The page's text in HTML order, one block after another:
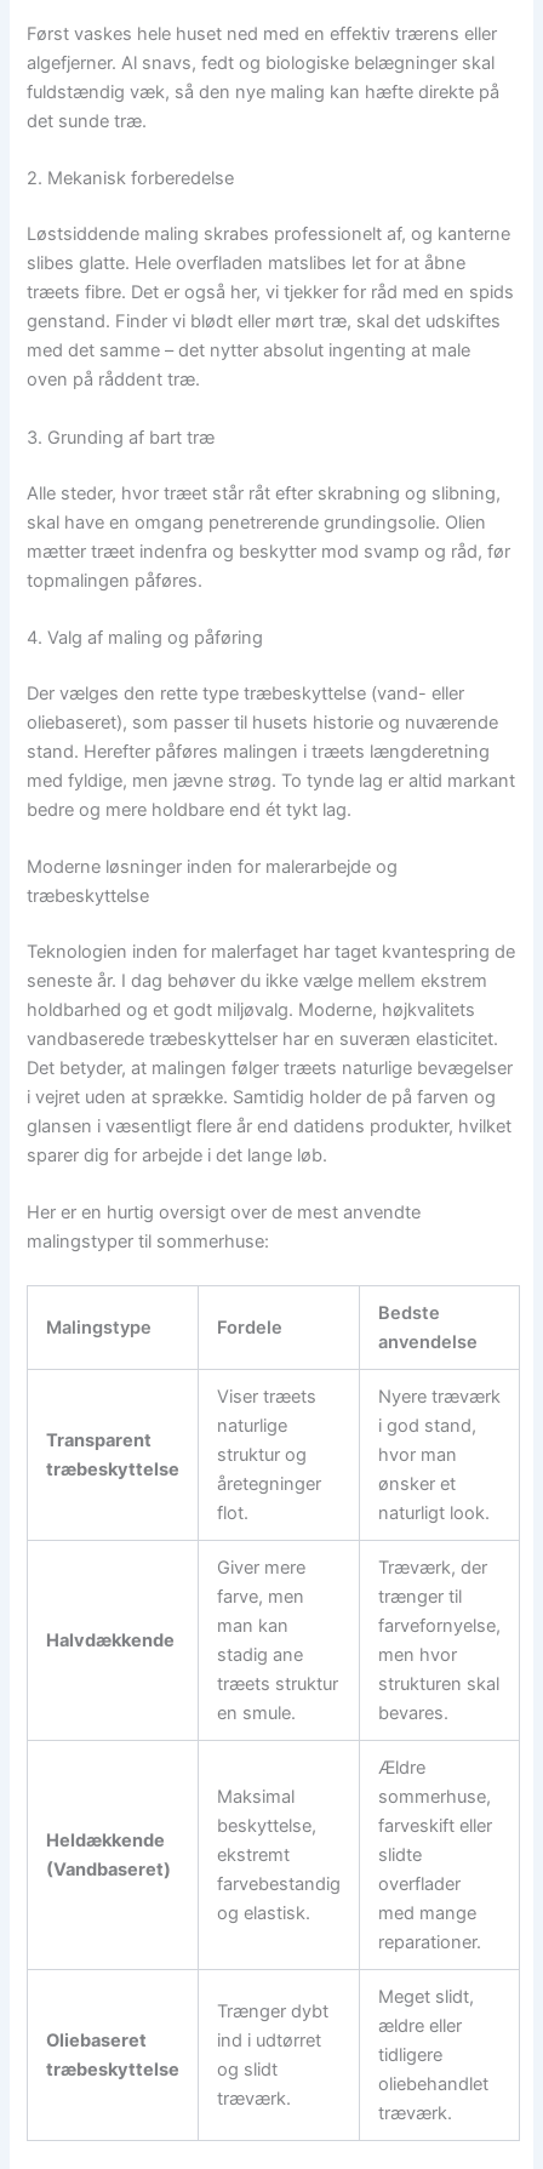
Først vaskes hele huset ned med en effektiv trærens eller
algefjerner. Al snavs, fedt og biologiske belægninger skal
fuldstændig væk, så den nye maling kan hæfte direkte på
det sunde træ.
2. Mekanisk forberedelse
Løstsiddende maling skrabes professionelt af, og kanterne
slibes glatte. Hele overfladen matslibes let for at åbne
træets fibre. Det er også her, vi tjekker for råd med en spids
genstand. Finder vi blødt eller mørt træ, skal det udskiftes
med det samme – det nytter absolut ingenting at male
oven på råddent træ.
3. Grunding af bart træ
Alle steder, hvor træet står råt efter skrabning og slibning,
skal have en omgang penetrerende grundingsolie. Olien
mætter træet indenfra og beskytter mod svamp og råd, før
topmalingen påføres.
4. Valg af maling og påføring
Der vælges den rette type træbeskyttelse (vand- eller
oliebaseret), som passer til husets historie og nuværende
stand. Herefter påføres malingen i træets længderetning
med fyldige, men jævne strøg. To tynde lag er altid markant
bedre og mere holdbare end ét tykt lag.
Moderne løsninger inden for malerarbejde og
træbeskyttelse
Teknologien inden for malerfaget har taget kvantespring de
seneste år. I dag behøver du ikke vælge mellem ekstrem
holdbarhed og et godt miljøvalg. Moderne, højkvalitets
vandbaserede træbeskyttelser har en suveræn elasticitet.
Det betyder, at malingen følger træets naturlige bevægelser
i vejret uden at sprække. Samtidig holder de på farven og
glansen i væsentligt flere år end datidens produkter, hvilket
sparer dig for arbejde i det lange løb.
Her er en hurtig oversigt over de mest anvendte
malingstyper til sommerhuse:
Malingstype Fordele
Bedste
anvendelse
Transparent
træbeskyttelse
Viser træets
naturlige
struktur og
åretegninger
flot.
Nyere træværk
i god stand,
hvor man
ønsker et
naturligt look.
Halvdækkende
Giver mere
farve, men
man kan
stadig ane
træets struktur
en smule.
Træværk, der
trænger til
farvefornyelse,
men hvor
strukturen skal
bevares.
Heldækkende
(Vandbaseret)
Maksimal
beskyttelse,
ekstremt
farvebestandig
og elastisk.
Ældre
sommerhuse,
farveskift eller
slidte
overflader
med mange
reparationer.
Oliebaseret
træbeskyttelse
Trænger dybt
ind i udtørret
og slidt
træværk.
Meget slidt,
ældre eller
tidligere
oliebehandlet
træværk.